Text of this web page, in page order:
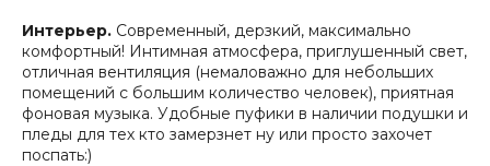
Интерьер. Современный, дерзкий, максимально
комфортный! Интимная атмосфера, приглушенный свет,
отличная вентиляция (немаловажно для небольших
помещений с большим количество человек), приятная
фоновая музыка. Удобные пуфики в наличии подушки и
пледы для тех кто замерзнет ну или просто захочет
поспать:)